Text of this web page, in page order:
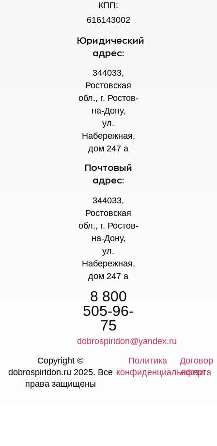
КПП:
616143002
Юридический
адрес:
344033,
Ростовская
обл., г. Ростов-
на-Дону,
ул.
Набережная,
дом 247 а
Почтовый
адрес:
344033,
Ростовская
обл., г. Ростов-
на-Дону,
ул.
Набережная,
дом 247 а
8 800
505-96-
75
dobrospiridon@yandex.ru
Copyright ©
dobrospiridon.ru 2025. Все
права защищены
Политика
конфиденциальности
Договор
оферта